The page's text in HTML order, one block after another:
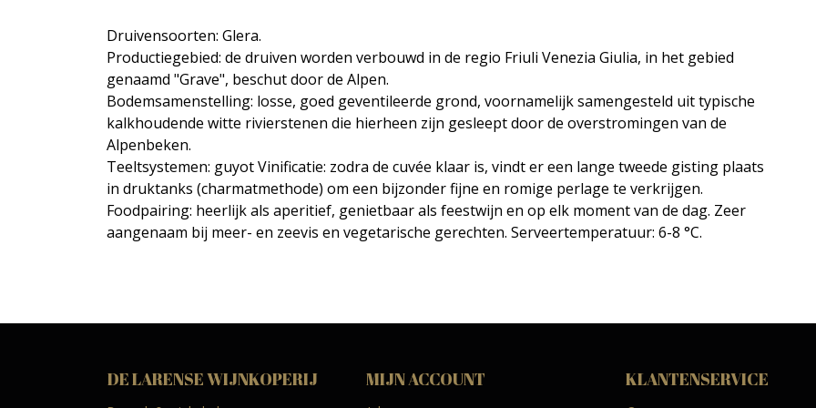
Druivensoorten: Glera.
Productiegebied: de druiven worden verbouwd in de regio Friuli Venezia Giulia, in het gebied
genaamd "Grave", beschut door de Alpen.
Bodemsamenstelling: losse, goed geventileerde grond, voornamelijk samengesteld uit typische
kalkhoudende witte rivierstenen die hierheen zijn gesleept door de overstromingen van de
Alpenbeken.
Teeltsystemen: guyot Vinificatie: zodra de cuvée klaar is, vindt er een lange tweede gisting plaats
in druktanks (charmatmethode) om een ​​bijzonder fijne en romige perlage te verkrijgen.
Foodpairing: heerlijk als aperitief, genietbaar als feestwijn en op elk moment van de dag. Zeer
aangenaam bij meer- en zeevis en vegetarische gerechten. Serveertemperatuur: 6-8 °C.
DE LARENSE WIJNKOPERIJ MIJN ACCOUNT KLANTENSERVICE